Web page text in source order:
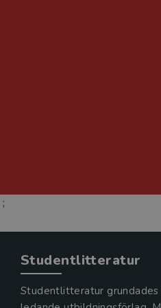
;
Studentlitteratur
Studentlitteratur